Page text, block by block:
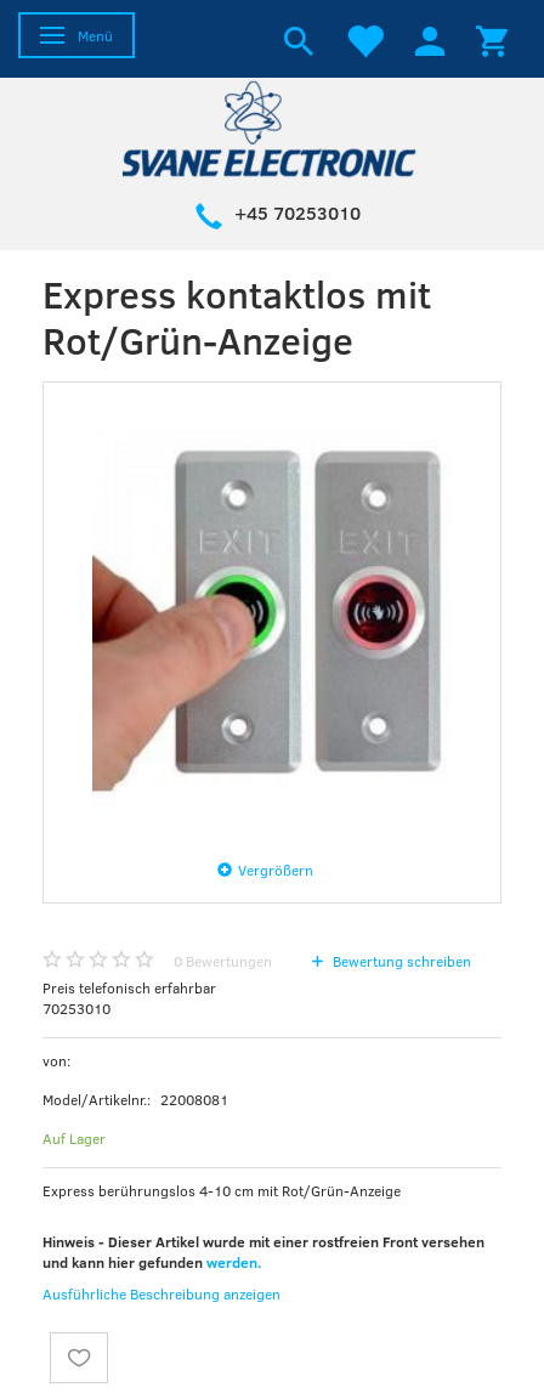
Anzeige ändern
Menü
+45 70253010
Express kontaktlos mit
Rot/Grün-Anzeige
Vergrößern
0 Bewertungen
Bewertung schreiben
Preis telefonisch erfahrbar
70253010
von:
Model/Artikelnr.: 22008081
Auf Lager
Express berührungslos 4-10 cm mit Rot/Grün-Anzeige
Hinweis - Dieser Artikel wurde mit einer rostfreien Front versehen
und kann hier gefundenwerden.
Ausführliche Beschreibung anzeigen